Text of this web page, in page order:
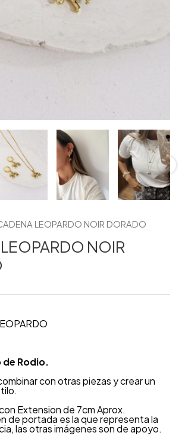
LEOPARDO NOIR DORADO
NOIR
de Rodio.
con otras piezas y crear un
Extension de 7cm Aprox.
de portada es la que representa la
las otras imágenes son de apoyo.